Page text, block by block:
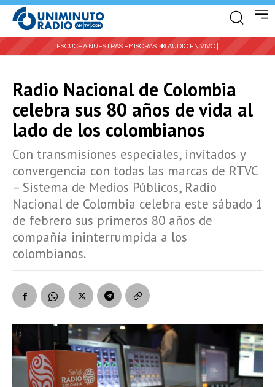
ESCUCHA NUESTRAS EMISORAS: 🔊 AUDIO EN VIVO |
Radio Nacional de Colombia
celebra sus 80 años de vida al
lado de los colombianos
Con transmisiones especiales, invitados y
convergencia con todas las marcas de RTVC
– Sistema de Medios Públicos, Radio
Nacional de Colombia celebra este sábado 1
de febrero sus primeros 80 años de
compañía ininterrumpida a los
colombianos.